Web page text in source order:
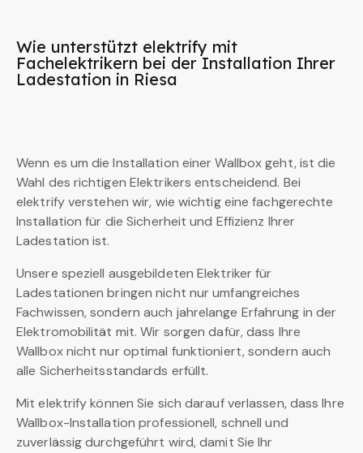
Wie unterstützt elektrify mit
Fachelektrikern bei der Installation Ihrer
Ladestation in Riesa
Wenn es um die Installation einer Wallbox geht, ist die
Wahl des richtigen Elektrikers entscheidend. Bei
elektrify verstehen wir, wie wichtig eine fachgerechte
Installation für die Sicherheit und Effizienz Ihrer
Ladestation ist.
Unsere speziell ausgebildeten Elektriker für
Ladestationen bringen nicht nur umfangreiches
Fachwissen, sondern auch jahrelange Erfahrung in der
Elektromobilität mit. Wir sorgen dafür, dass Ihre
Wallbox nicht nur optimal funktioniert, sondern auch
alle Sicherheitsstandards erfüllt.
Mit elektrify können Sie sich darauf verlassen, dass Ihre
Wallbox-Installation professionell, schnell und
zuverlässig durchgeführt wird, damit Sie Ihr